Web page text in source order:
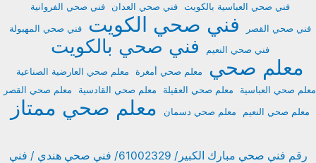
فني صحي العباسية بالكويت
فني صحي العدان فني صحي الفروانية
فني صحي القصر فني صحي الكويت
فني صحي المهبولة
فني صحي النعيم
فني صحي بالكويت
معلم صحي معلم صحي أمغرة
معلم صحي العارضية الصناعية
معلم صحي العباسية
معلم صحي العقيلة معلم صحي القادسية معلم صحي القصر
معلم صحي النعيم معلم صحي دسمان معلم صحي ممتاز
رقم فني صحي مبارك الكبير/ 61002329/ فني صحي هندي / فني